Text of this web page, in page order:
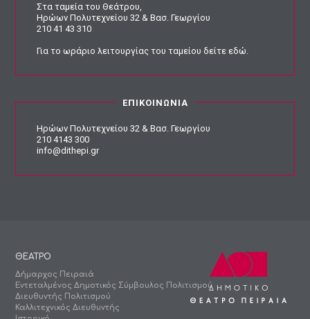
Στα ταμεία του Θεάτρου,
Ηρώων Πολυτεχνείου 32 & Βασ. Γεωργίου
210 41 43 310
Για το ωράριο λειτουργίας του ταμείουδείτε εδώ
ΕΠΙΚΟΙΝΩΝΙΑ
Ηρώων Πολυτεχνείου 32 & Βασ. Γεωργίου
210 4143 300
info@dithepi.gr
ΘΕΑΤΡΟ
Δήμαρχος Πειραιά
Εντεταλμένος Δημοτικός Σύμβουλος Πολιτισμού
Διευθυντής Πολιτισμού
Καλλιτεχνικός Διευθυντής